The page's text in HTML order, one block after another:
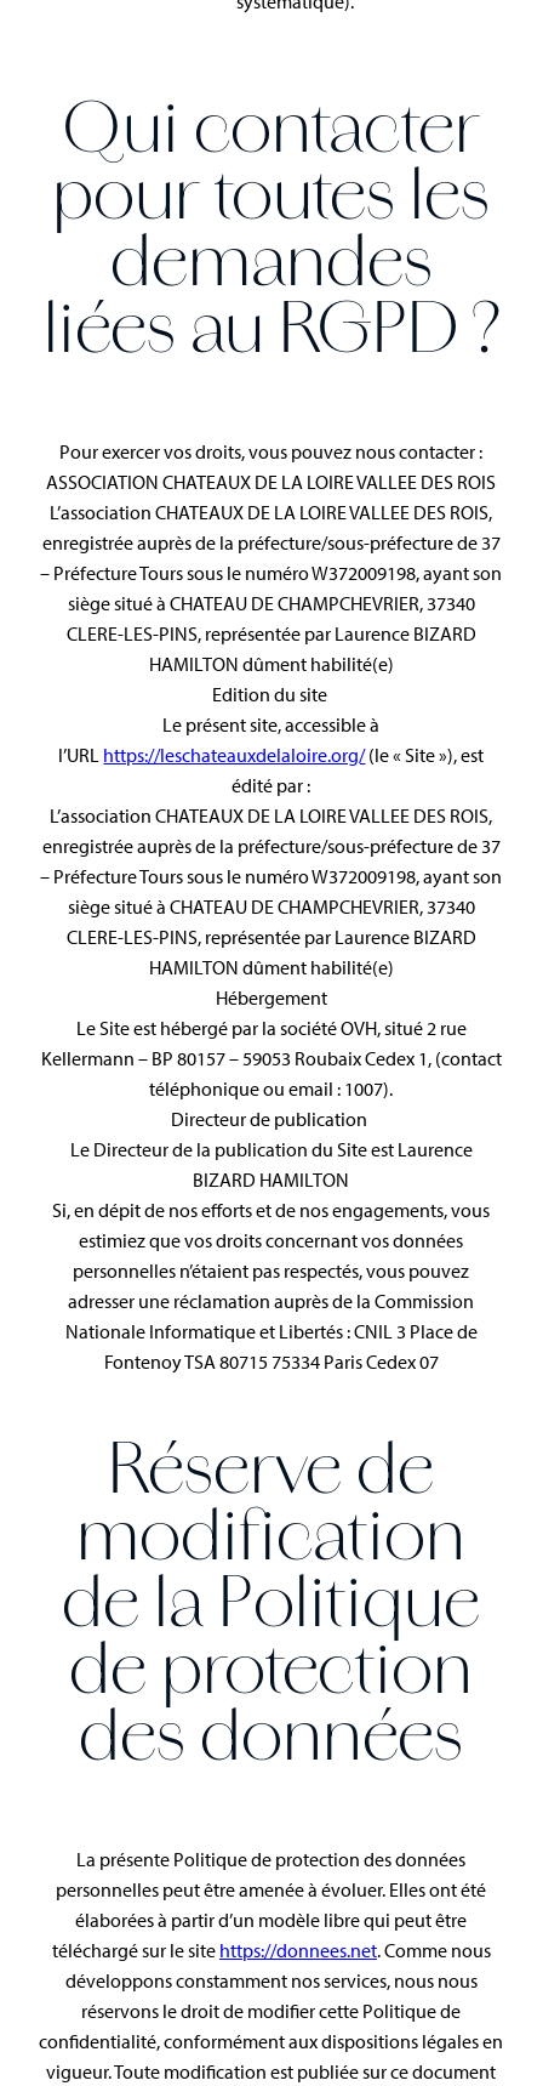
Qui contacter
pour toutes les
demandes
liées au RGPD ?
Pour exercer vos droits, vous pouvez nous contacter :
ASSOCIATION CHATEAUX DE LA LOIRE VALLEE DES ROIS
L’association CHATEAUX DE LA LOIRE VALLEE DES ROIS,
enregistrée auprès de la préfecture/sous-préfecture de 37
– Préfecture Tours sous le numéro W372009198, ayant son
siège situé à CHATEAU DE CHAMPCHEVRIER, 37340
CLERE-LES-PINS, représentée par Laurence BIZARD
HAMILTON dûment habilité(e)
Edition du site
Le présent site, accessible à
l’URL https://leschateauxdelaloire.org/(le « Site »), est
édité par :
L’association CHATEAUX DE LA LOIRE VALLEE DES ROIS,
enregistrée auprès de la préfecture/sous-préfecture de 37
– Préfecture Tours sous le numéro W372009198, ayant son
siège situé à CHATEAU DE CHAMPCHEVRIER, 37340
CLERE-LES-PINS, représentée par Laurence BIZARD
HAMILTON dûment habilité(e)
Hébergement
Le Site est hébergé par la société OVH, situé 2 rue
Kellermann – BP 80157 – 59053 Roubaix Cedex 1, (contact
téléphonique ou email : 1007).
Directeur de publication
Le Directeur de la publication du Site est Laurence
BIZARD HAMILTON
Si, en dépit de nos efforts et de nos engagements, vous
estimiez que vos droits concernant vos données
personnelles n’étaient pas respectés, vous pouvez
adresser une réclamation auprès de la Commission
Nationale Informatique et Libertés : CNIL 3 Place de
Fontenoy TSA 80715 75334 Paris Cedex 07
Réserve de
modification
de la Politique
de protection
des données
La présente Politique de protection des données
personnelles peut être amenée à évoluer. Elles ont été
élaborées à partir d’un modèle libre qui peut être
téléchargé sur le sitehttps://donnees.net. Comme nous
développons constamment nos services, nous nous
réservons le droit de modifier cette Politique de
confidentialité, conformément aux dispositions légales en
vigueur. Toute modification est publiée sur ce document